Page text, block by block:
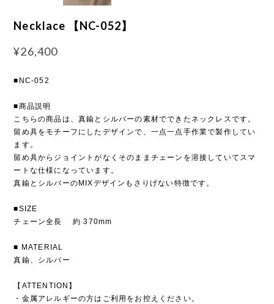
Necklace 【NC-052】
¥26,400
■NC-052
■商品説明
こちらの商品は、真鍮とシルバーの素材でできたネックレスです。
留め具をモチーフにしたデザインで、一点一点手作業で製作してい
ます。
留め具からジョイントがなくそのままチェーンを溶接していてスマ
ートな仕様になっています。
真鍮とシルバーのMIXデザインもさりげない特徴です。
■SIZE
チェーン全長 約 370mm
■ MATERIAL
真鍮、シルバー
【ATTENTION】
・金属アレルギーの方はご利用をお控えください。